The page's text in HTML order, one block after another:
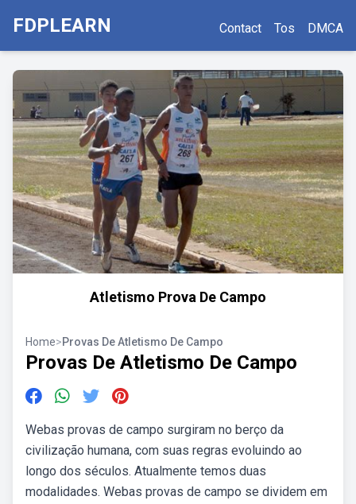
FDPLEARN Contact Tos DMCA
Atletismo Prova De Campo
Home>Provas De Atletismo De Campo
Provas De Atletismo De Campo
Webas provas de campo surgiram no berço da
civilização humana, com suas regras evoluindo ao
longo dos séculos. Atualmente temos duas
modalidades. Webas provas de campo se dividem em